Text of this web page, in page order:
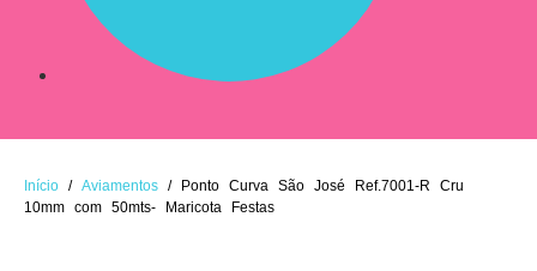
Início / Aviamentos / Ponto Curva São José Ref.7001-R Cru
10mm com 50mts- Maricota Festas